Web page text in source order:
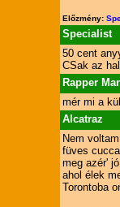
Előzmény:
Specialist
50 cent
CSak az
Rapper
mér mi a
Alcatraz
Nem
füves
meg azér'
ahol élek
Torontoba